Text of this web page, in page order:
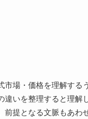
市場・価格を理解する
違いを整理すると理解
前提となる文脈もあわ